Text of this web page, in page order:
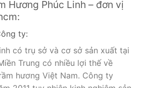
– Điện thoại/Zalo:
Hương Phúc Linh – đơn vị
ty: